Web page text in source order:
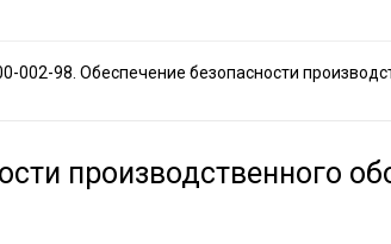
002-98. Обеспечение безопасности
производственного